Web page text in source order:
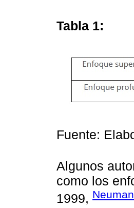
Tabla 1:
Fuente:
Algunos
como los
1999,